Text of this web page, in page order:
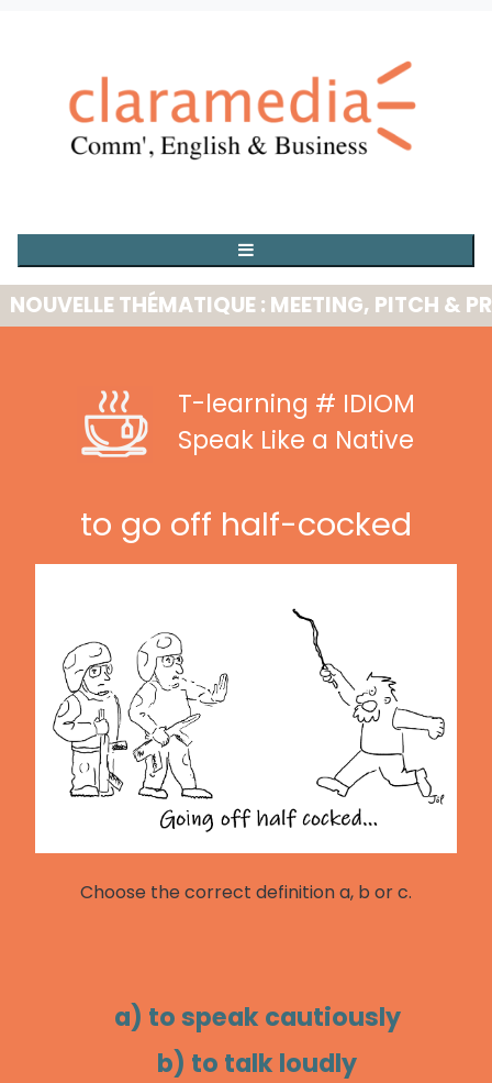
THÉMATIQUE : MEETING, PITCH &
T-learning # IDIOM
Speak Like a Native
to go off half-cocked
Choose the correct definition a, b or c.
a) to speak cautiously
b) to talk loudly